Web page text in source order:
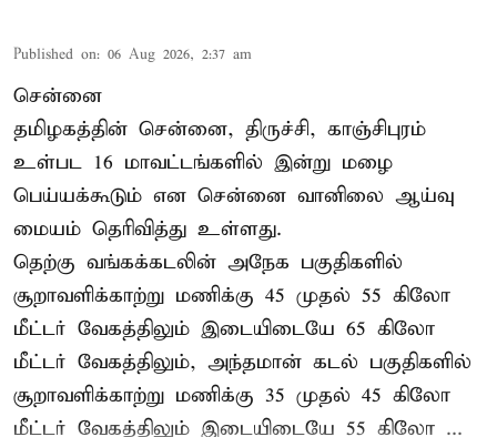
Published on: 06 Aug 2026, 2:37 am
சென்னை
தமிழகத்தின் சென்னை, திருச்சி, காஞ்சிபுரம்
உள்பட 16 மாவட்டங்களில் இன்று மழை
பெய்யக்கூடும் என சென்னை வானிலை ஆய்வு
மையம் தெரிவித்து உள்ளது.
தெற்கு வங்கக்கடலின் அநேக பகுதிகளில்
சூறாவளிக்காற்று மணிக்கு 45 முதல் 55 கிலோ
மீட்டர் வேகத்திலும் இடையிடையே 65 கிலோ
மீட்டர் வேகத்திலும், அந்தமான் கடல் பகுதிகளில்
சூறாவளிக்காற்று மணிக்கு 35 முதல் 45 கிலோ
மீட்டர் வேகத்திலும் இடையிடையே 55 கிலோ ...